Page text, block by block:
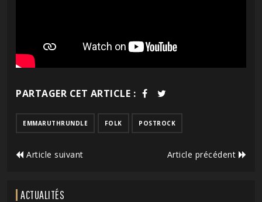
PARTAGER CET ARTICLE :
EMMARUTHRUNDLE FOLK POSTROCK
Article suivant Article précédent
ACTUALITÉS